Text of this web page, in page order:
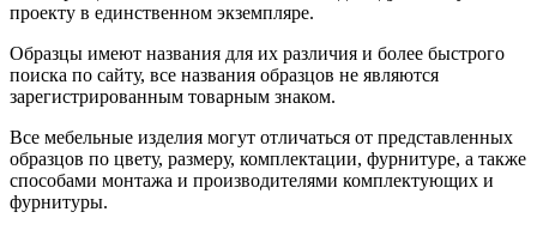
проекту в единственном экземпляре.
Образцы имеют названия для их различия и более быстрого
поиска по сайту, все названия образцов не являются
зарегистрированным товарным знаком.
Все мебельные изделия могут отличаться от представленных
образцов по цвету, размеру, комплектации, фурнитуре, а также
способами монтажа и производителями комплектующих и
фурнитуры.